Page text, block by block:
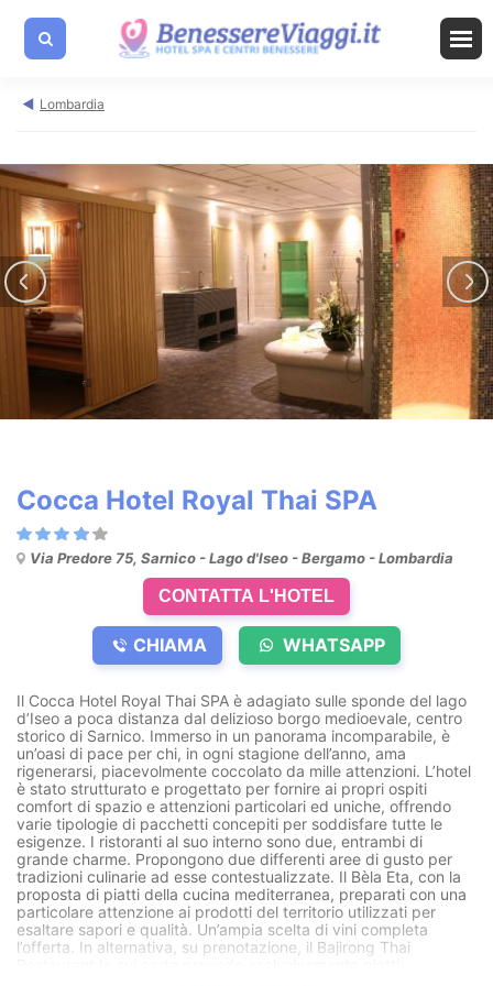
Lombardia
Cocca Hotel Royal Thai SPA
Via Predore 75, Sarnico - Lago d'Iseo - Bergamo - Lombardia
CONTATTA L'HOTEL
CHIAMA WHATSAPP
Il Cocca Hotel Royal Thai SPA è adagiato sulle sponde del lago
d’Iseo a poca distanza dal delizioso borgo medioevale, centro
storico di Sarnico. Immerso in un panorama incomparabile, è
un’oasi di pace per chi, in ogni stagione dell’anno, ama
rigenerarsi, piacevolmente coccolato da mille attenzioni. L’hotel
è stato strutturato e progettato per fornire ai propri ospiti
comfort di spazio e attenzioni particolari ed uniche, offrendo
varie tipologie di pacchetti concepiti per soddisfare tutte le
esigenze. I ristoranti al suo interno sono due, entrambi di
grande charme. Propongono due differenti aree di gusto per
tradizioni culinarie ad esse contestualizzate. Il Bèla Eta, con la
proposta di piatti della cucina mediterranea, preparati con una
particolare attenzione ai prodotti del territorio utilizzati per
esaltare sapori e qualità. Un’ampia scelta di vini completa
l’offerta. In alternativa, su prenotazione, il Bajirong Thai